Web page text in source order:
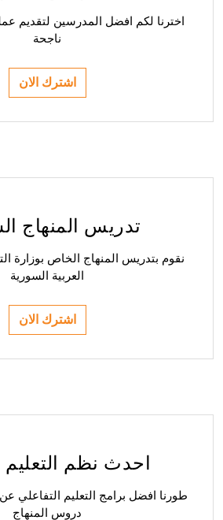
اهلا
الشمس
اتصل بنا
اخترنا لكم افضل المدرسين لتقديم
ناجحة
اشترك الان
تدريس المنهاج
نقوم بتدريس المنهاج الخاص بوزارة
العربية السورية
اشترك الان
احدث نظم
طورنا افضل برامج التعليم التفاعلي
دروس المنهاج